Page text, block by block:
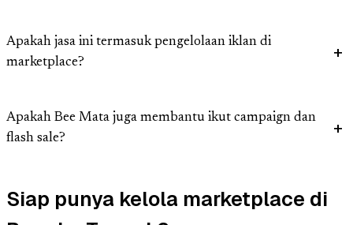
Apakah jasa ini termasuk pengelolaan iklan di
marketplace?
Apakah Bee Mata juga membantu ikut campaign dan
flash sale?
Siap punya kelola marketplace di